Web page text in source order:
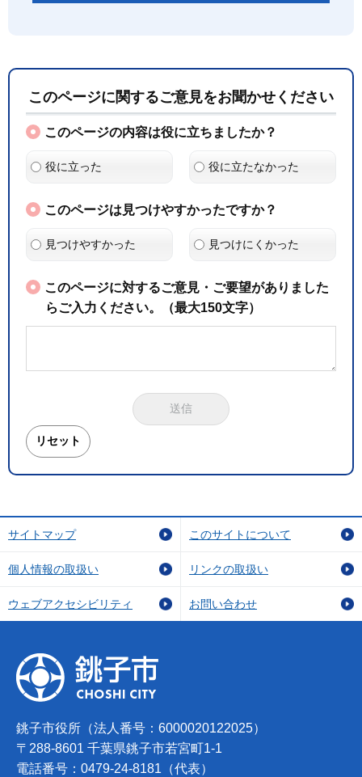
このページに関するご意見をお聞かせください
このページの内容は役に立ちましたか？
役に立った 役に立たなかった
このページは見つけやすかったですか？
見つけやすかった 見つけにくかった
このページに対するご意見・ご要望がありました
らご入力ください。（最大150文字）
サイトマップ このサイトについて
個人情報の取扱い リンクの取扱い
ウェブアクセシビリティ お問い合わせ
銚子市役所（法人番号：6000020122025）
〒288-8601 千葉県銚子市若宮町1-1
電話番号：0479-24-8181（代表）